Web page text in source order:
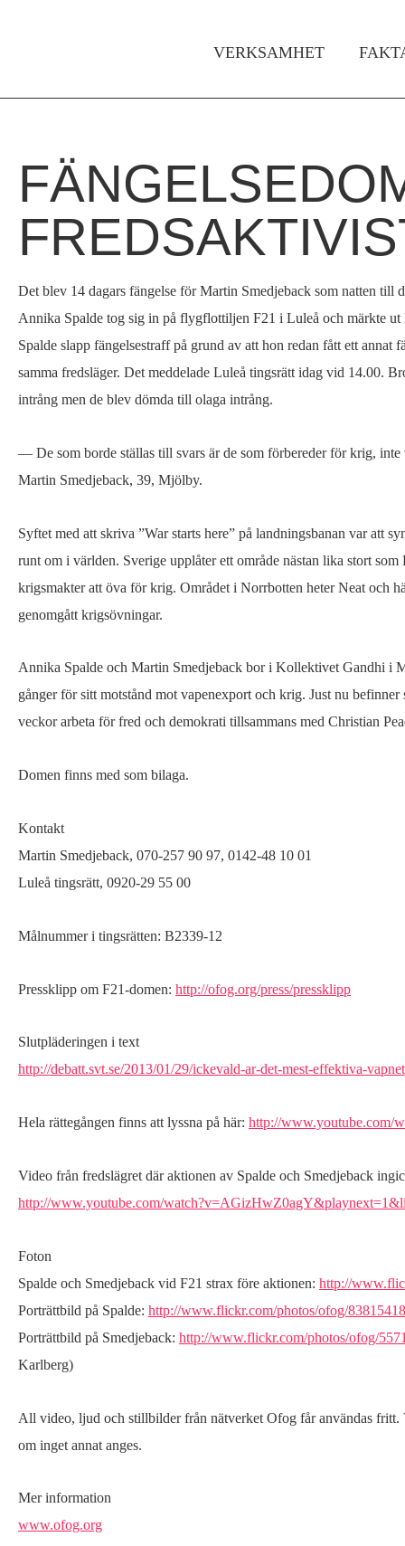
Huvudmeny
VERKSAMHET
Du
är
här
Hem
För
media
Det blev 14 dagars fängelse för Martin Smedjeback som natten till
Annika Spalde tog sig in på flygflottiljen F21 i Luleå och märkte ut
Spalde slapp fängelsestraff på grund av att hon redan fått ett annat
samma fredsläger. Det meddelade Luleå tingsrätt idag vid 14.00.
intrång men de blev dömda till olaga intrång.
— De som borde ställas till svars är de som förbereder för krig,
Martin Smedjeback, 39, Mjölby.
Syftet med att skriva ”War starts here” på landningsbanan var att
runt om i världen. Sverige upplåter ett område nästan lika stort
krigsmakter att öva för krig. Området i Norrbotten heter Neat och
genomgått krigsövningar.
Annika Spalde och Martin Smedjeback bor i Kollektivet Gandhi i
gånger för sitt motstånd mot vapenexport och krig. Just nu
veckor arbeta för fred och demokrati tillsammans med Christian
Domen finns med som bilaga.
Kontakt
Martin Smedjeback, 070-257 90 97, 0142-48 10 01
Luleå tingsrätt, 0920-29 55 00
Målnummer i tingsrätten: B2339-12
Pressklipp om F21-domen: http://ofog.org/press/pressklipp
Slutpläderingen i text
http://debatt.svt.se/2013/01/29/ickevald-ar-det-mest-effektiva-
Hela rättegången finns att lyssna på här: http://www.youtube.com/
Video från fredslägret där aktionen av Spalde och Smedjeback
http://www.youtube.com/
Foton
Spalde och Smedjeback vid F21 strax före aktionen: http://
Porträttbild på Spalde: http://www.flickr.com/photos/ofog/
Porträttbild på Smedjeback: http://www.flickr.com/photos/ofog/
Karlberg)
All video, ljud och stillbilder från nätverket Ofog får användas
om inget annat anges.
Mer information
www.ofog.org